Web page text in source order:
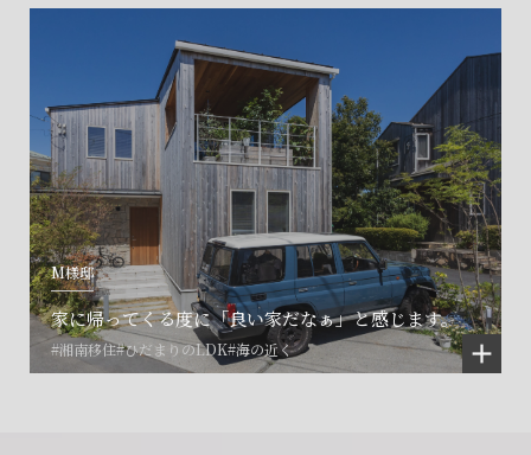
M様邸
家に帰ってくる度に「良い家だなぁ」と感じます。
#湘南移住#ひだまりのLDK#海の近く